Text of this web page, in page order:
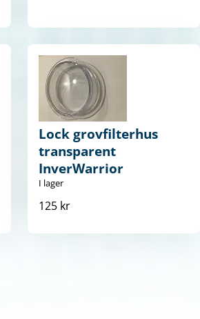
Lock grovfilterhus
transparent
InverWarrior
I lager
125 kr